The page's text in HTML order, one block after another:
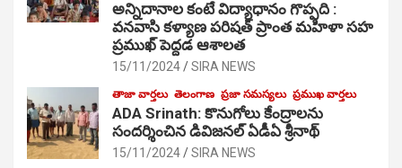
అన్నిదానాల కంటే విద్యాధానం గొప్పది :
వనవాసి కళ్యాణ పరిషత్ ప్రాంత మహిళా సహ
ప్రముఖ్ పెద్దడ ఆశాలత
15/11/2024 SIRA NEWS
తాజా వార్తలు తెలంగాణ ప్రజా సమస్యలు ప్రముఖ వార్తలు
ADA Srinath: కొనుగోలు కేంద్రాల‌ను
సంద‌ర్శించిన డివిజనల్ ఏడీఏ శ్రీనాథ్
15/11/2024 SIRA NEWS